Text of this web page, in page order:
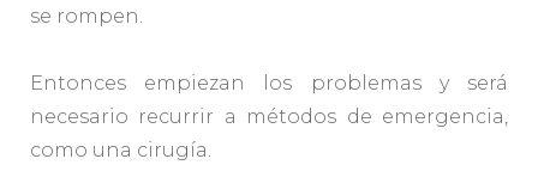
se rompen.
Entonces empiezan los problemas y será
necesario recurrir a métodos de emergencia,
como una cirugía.